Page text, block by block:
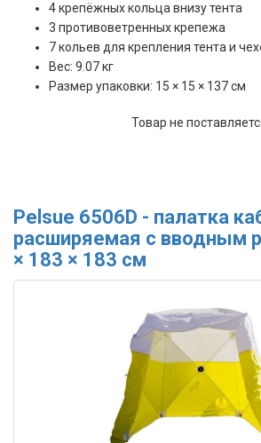
4 крепёжных кольца внизу тента
3 противоветренных крепежа
7 кольев для крепления тента и
Вес: 9.07 кг
Размер упаковки: 15 × 15 × 137 см
Товар не
Pelsue 6506D - палатка
расширяемая с вводным
× 183 × 183 см